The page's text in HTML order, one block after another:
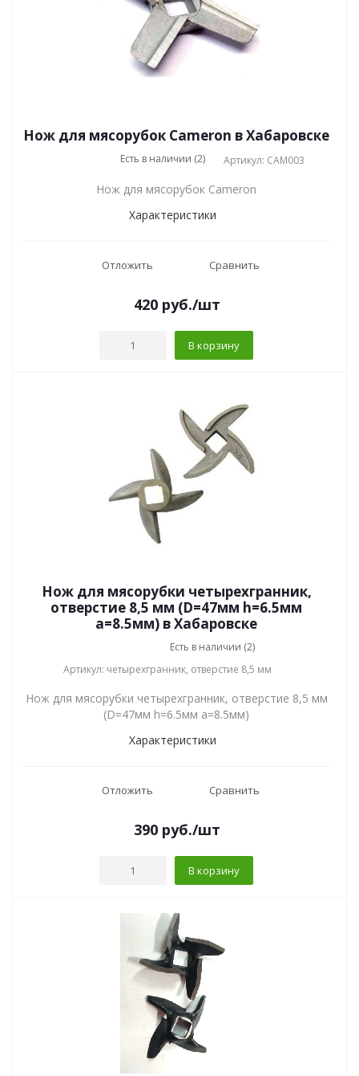
Нож для мясорубок Cameron в Хабаровске
Есть в наличии (2) Артикул: CAM003
Нож для мясорубок Cameron
Характеристики
Отложить Сравнить
420руб./шт
В корзину
Нож для мясорубки четырехгранник,
отверстие 8,5 мм (D=47мм h=6.5мм
a=8.5мм) в Хабаровске
Есть в наличии (2)
Артикул: четырехгранник, отверстие 8,5 мм
Нож для мясорубки четырехгранник, отверстие 8,5 мм
(D=47мм h=6.5мм a=8.5мм)
Характеристики
Отложить Сравнить
390руб./шт
В корзину